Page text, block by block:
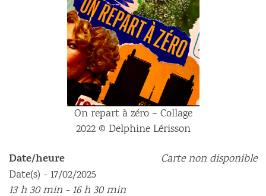
On repart à zéro – Collage
2022 © Delphine Lérisson
Carte non disponible
Date/heure
Date(s) - 17/02/2025
13 h 30 min - 16 h 30 min